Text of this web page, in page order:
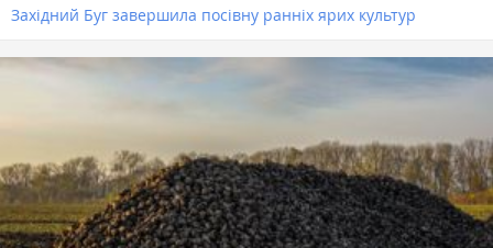
Західний Буг завершила посівну ранніх ярих культур